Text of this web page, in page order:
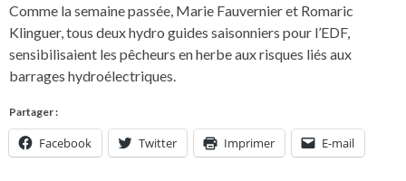
Comme la semaine passée, Marie Fauvernier et Romaric
Klinguer, tous deux hydro guides saisonniers pour l’EDF,
sensibilisaient les pêcheurs en herbe aux risques liés aux
barrages hydroélectriques.
Partager :
Facebook Twitter Imprimer E-mail